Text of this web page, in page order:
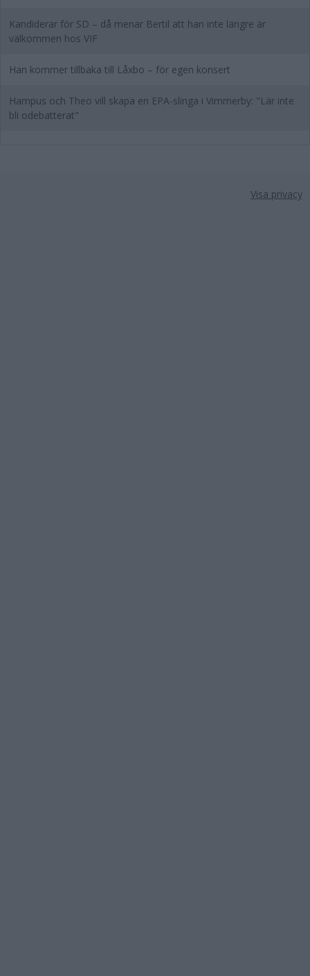
Kandiderar för SD – då menar Bertil att han inte längre är
välkommen hos VIF
Han kommer tillbaka till Låxbo – för egen konsert
Hampus och Theo vill skapa en EPA-slinga i Vimmerby: "Lär inte
bli odebatterat"
Visa privacy